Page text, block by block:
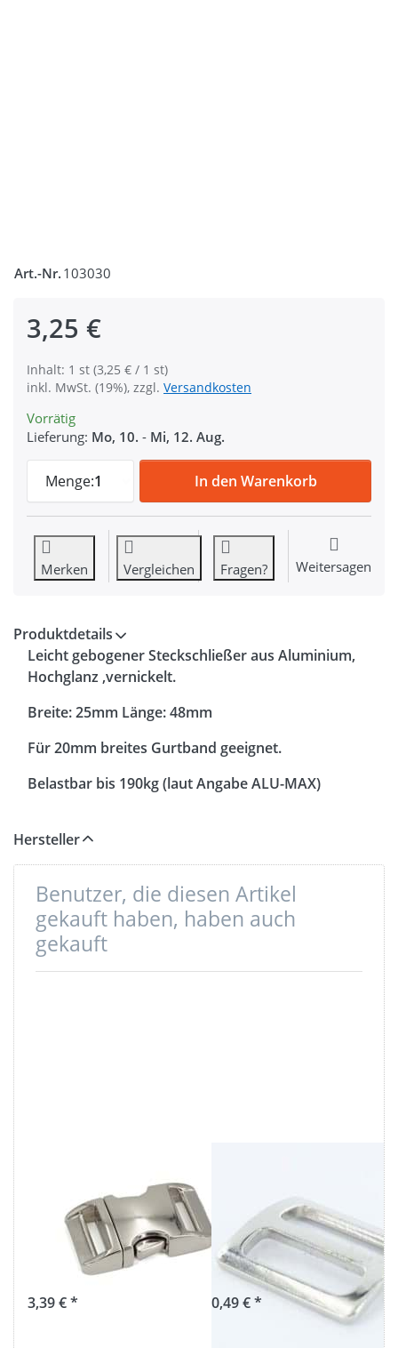
Art.-Nr. 103030
3,25 €
Inhalt: 1 st (3,25 € / 1 st)
inkl. MwSt. (19%), zzgl. Versandkosten
Vorrätig
Lieferung: Mo, 10. - Mi, 12. Aug.
Menge:1
Steckschließer aus Alu - 20mm Durchlass
In den Warenkorb
Merken Vergleichen Fragen? Weitersagen
Produktdetails
Leicht gebogener Steckschließer aus Aluminium,
Hochglanz ,vernickelt.
Breite: 25mm Länge: 48mm
Für 20mm breites Gurtband geeignet.
Belastbar bis 190kg (laut Angabe ALU-MAX)
Hersteller
Benutzer, die diesen Artikel
gekauft haben, haben auch
gekauft
aus Alu für
25mm breites
Gurtband - 1
Stück
3,39 € *
- 20mm
Durchlass - 1
Stück
0,49 € *